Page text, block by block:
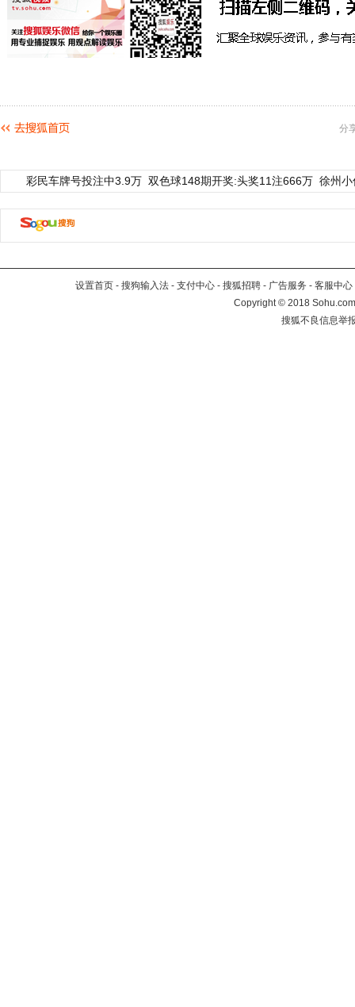
分
彩民车牌号投注中3.9万 双色球148期开奖:头奖11注666万 徐州
设置首页 - 搜狗输入法 - 支付中心 - 搜狐招聘 - 广告服务 - 客服中心
Copyright©2018
搜狐不良信息举